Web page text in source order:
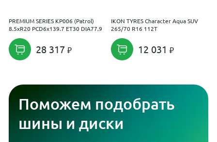
PREMIUM SERIES КР006 (Patrol)
8.5xR20 PCD6x139.7 ET30 DIA77.9
28 317
IKON TYRES Character Aqua SUV
265/70 R16 112T
12 031
Поможем подобрать
шины и диски